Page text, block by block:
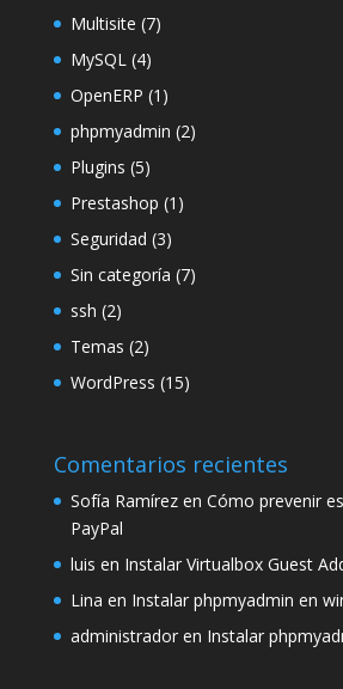
Multisite (7)
MySQL (4)
OpenERP (1)
phpmyadmin (2)
Plugins (5)
Prestashop (1)
Seguridad (3)
Sin categoría (7)
ssh (2)
Temas (2)
WordPress (15)
Comentarios recientes
Sofía Ramírezen Cómo prevenir
PayPal
luis en Instalar Virtualbox Guest
Lina en Instalar phpmyadmin en
administradoren Instalar